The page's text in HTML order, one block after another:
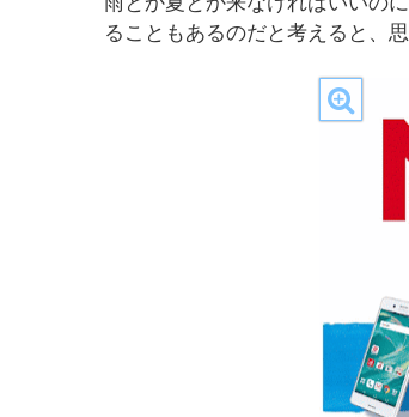
ることもあるのだと考えると、